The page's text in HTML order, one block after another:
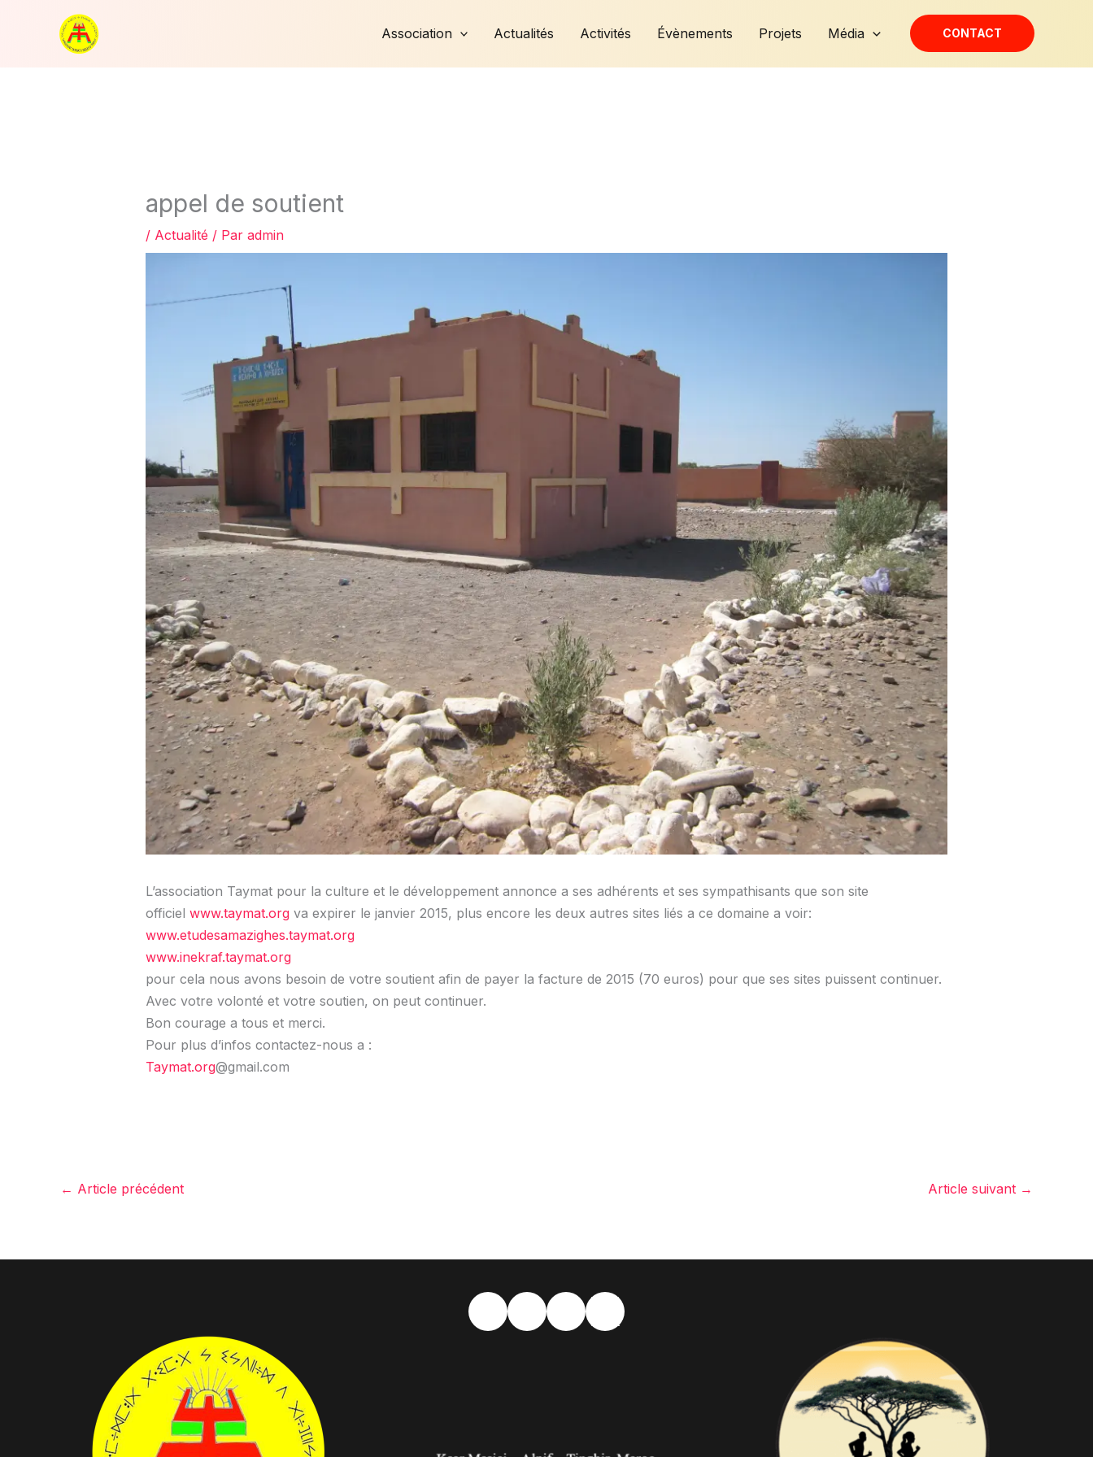
Association Actualités Activités Évènements Projets Média CONTACT
appel de soutient
/ Actualité / Par admin
L’association Taymat pour la culture et le développement annonce a ses adhérents et ses sympathisants que son site
officiel www.taymat.orgva expirer le janvier 2015, plus encore les deux autres sites liés a ce domaine a voir:
www.etudesamazighes.taymat.org
www.inekraf.taymat.org
pour cela nous avons besoin de votre soutient afin de payer la facture de 2015 (70 euros) pour que ses sites puissent continuer.
Avec votre volonté et votre soutien, on peut continuer.
Bon courage a tous et merci.
Pour plus d’infos contactez-nous a :
Taymat.org@gmail.com
← Article précédent Article suivant →